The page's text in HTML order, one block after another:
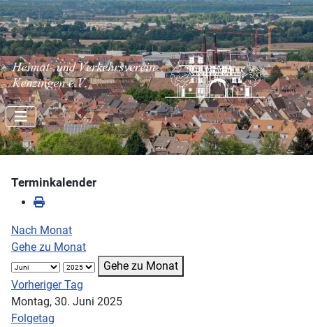
Terminkalender
Nach Monat
Gehe zu Monat
Gehe zu Monat
Vorheriger Tag
Montag, 30. Juni 2025
Folgetag